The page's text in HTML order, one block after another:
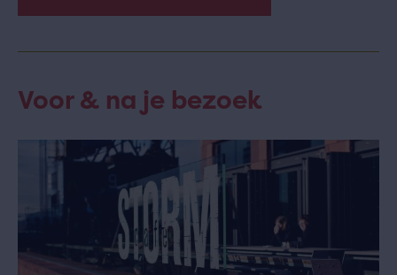
Voor & na je bezoek